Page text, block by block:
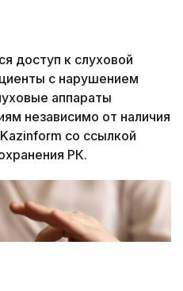
доступ к слуховой
с нарушением
аппараты
независимо от наличия
со ссылкой
РК.